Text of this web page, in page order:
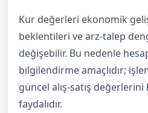
Kur değerleri ekonomik
beklentileri ve arz-talep
değişebilir. Bu nedenle
bilgilendirme amaçlıdır;
güncel alış-satış
faydalıdır.